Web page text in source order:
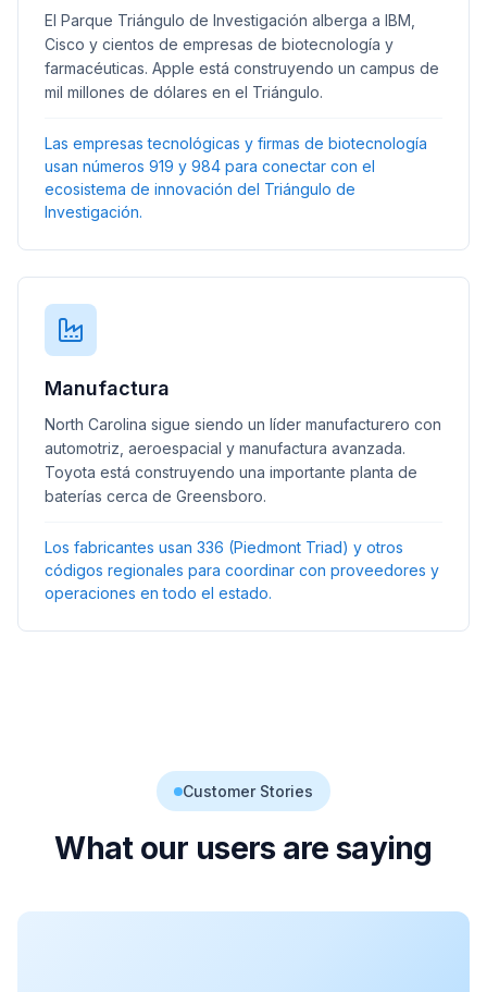
El Parque Triángulo de Investigación alberga a IBM,
Cisco y cientos de empresas de biotecnología y
farmacéuticas. Apple está construyendo un campus de
mil millones de dólares en el Triángulo.
Las empresas tecnológicas y firmas de biotecnología
usan números 919 y 984 para conectar con el
ecosistema de innovación del Triángulo de
Investigación.
Manufactura
North Carolina sigue siendo un líder manufacturero con
automotriz, aeroespacial y manufactura avanzada.
Toyota está construyendo una importante planta de
baterías cerca de Greensboro.
Los fabricantes usan 336 (Piedmont Triad) y otros
códigos regionales para coordinar con proveedores y
operaciones en todo el estado.
Customer Stories
What our users are saying